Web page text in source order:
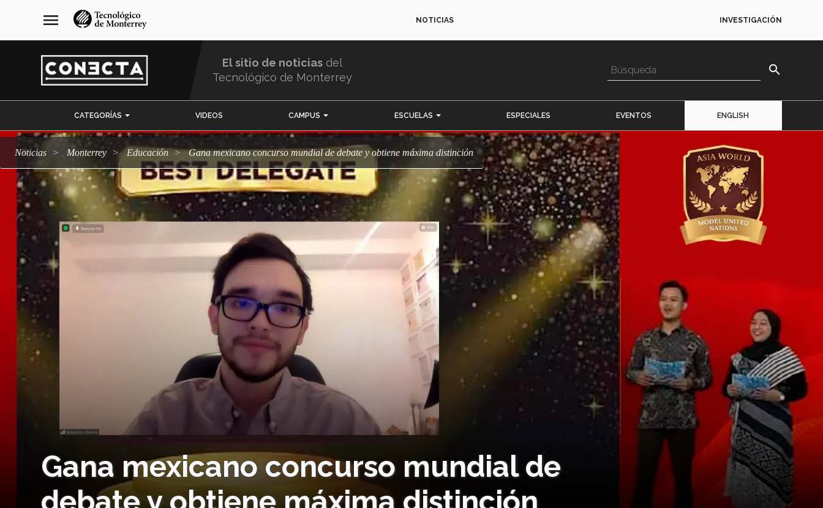
navegación
principal
menu NOTICIAS INVESTIGACIÓN
El sitio de noticias del
Tecnológico de Monterrey
search
CATEGORÍAS VIDEOS CAMPUS ESCUELAS ESPECIALES EVENTOS ENGLISH
Noticias Monterrey Educación Gana mexicano concurso mundial de debate y obtiene máxima distinción
Gana mexicano concurso mundial de
debate y obtiene máxima distinción